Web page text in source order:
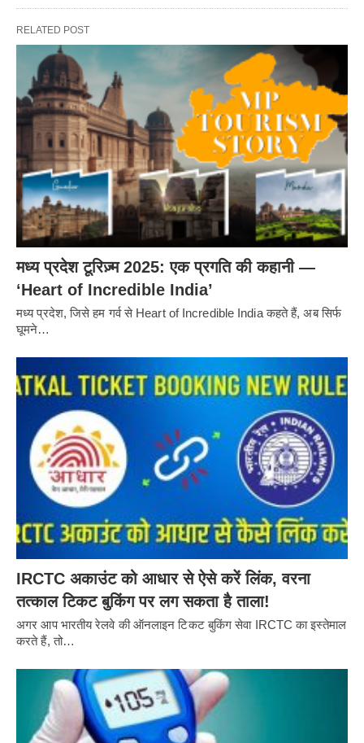
RELATED POST
मध्य प्रदेश टूरिज़्म 2025: एक प्रगति की कहानी —
‘Heart of Incredible India’
मध्य प्रदेश, जिसे हम गर्व से Heart of Incredible India कहते हैं, अब सिर्फ
घूमने…
IRCTC अकाउंट को आधार से ऐसे करें लिंक, वरना
तत्काल टिकट बुकिंग पर लग सकता है ताला!
अगर आप भारतीय रेलवे की ऑनलाइन टिकट बुकिंग सेवा IRCTC का इस्तेमाल
करते हैं, तो…